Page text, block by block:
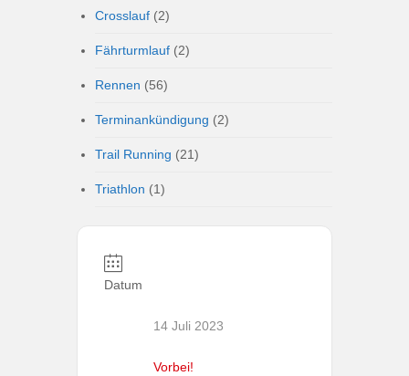
Crosslauf (2)
Fährturmlauf (2)
Rennen (56)
Terminankündigung (2)
Trail Running (21)
Triathlon (1)
Datum
14 Juli 2023
Vorbei!